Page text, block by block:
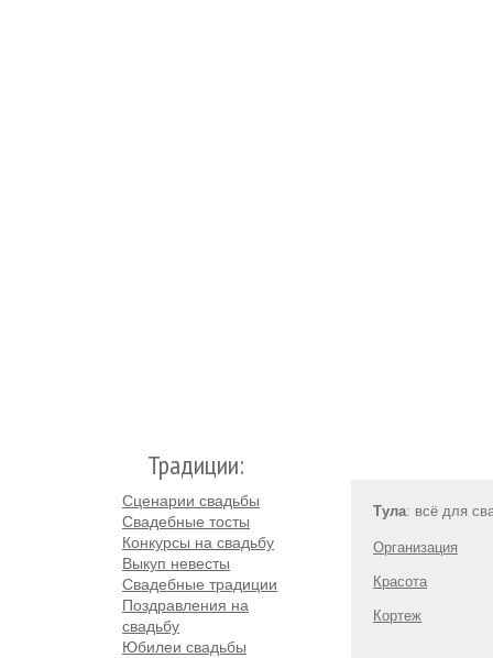
Традиции:
Сценарии свадьбы
Свадебные тосты
Конкурсы на свадьбу
Выкуп невесты
Свадебные традиции
Поздравления на
свадьбу
Юбилеи свадьбы
Тула: всё для
Организация
Красота
Кортеж